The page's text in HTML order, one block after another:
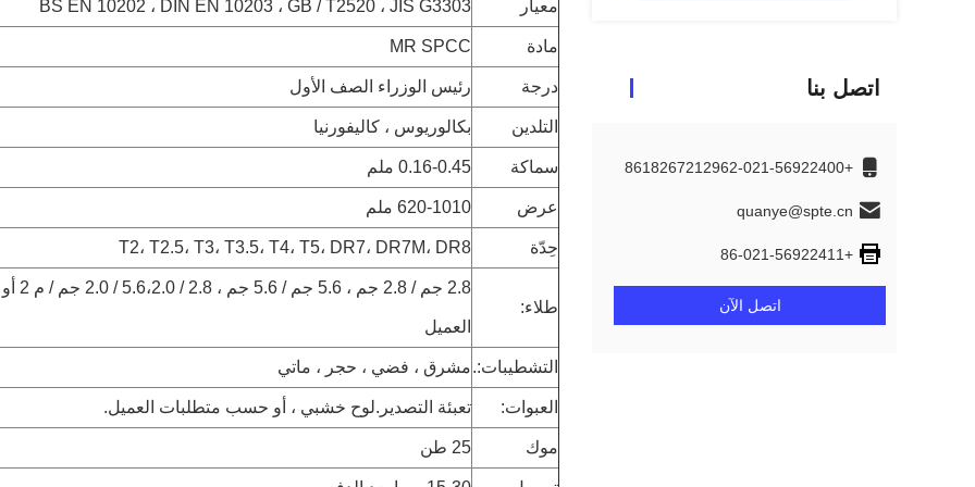
اتصل بنا
+8618267212962-021-56922400
quanye@spte.cn
+86-021-56922411
اتصل الآن
معيار BS EN 10202 ، DIN EN 10203 ، GB / T2520 ، JIS G3303
مادة MR SPCC
درجة رئيس الوزراء الصف الأول
التلدين بكالوريوس ، كاليفورنيا
سماكة 0.16-0.45 ملم
عرض 620-1010 ملم
حِدّة T2، T2.5، T3، T3.5، T4، T5، DR7، DR7M، DR8
طلاء:
2.8
العميل
التشطيبات:.مشرق ، فضي ، حجر ، ماتي
العبوات: تعبئة التصدير.لوح خشبي ، أو حسب متطلبات العميل.
موك 25 طن